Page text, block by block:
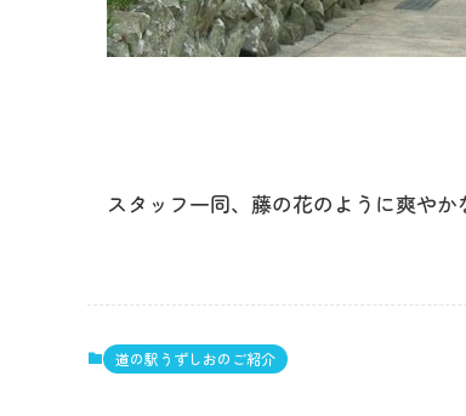
スタッフ一同、藤の花のように爽やか
道の駅うずしおのご紹介